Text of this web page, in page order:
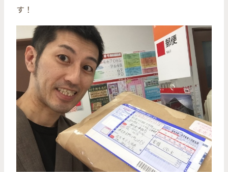
す！